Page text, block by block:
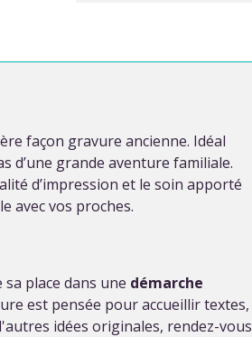
façon gravure ancienne. Idéal
d’une grande aventure familiale.
d’impression et le soin apporté
avec vos proches.
place dans une démarche
est pensée pour accueillir textes,
idées originales, rendez-vous